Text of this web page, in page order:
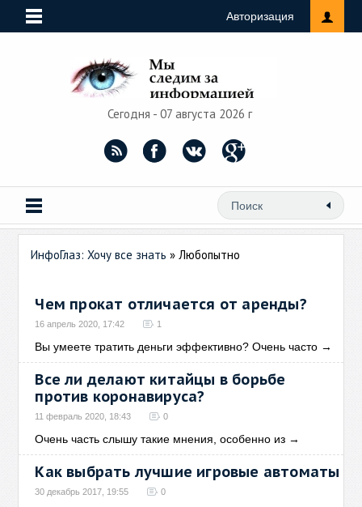
Авторизация
Сегодня - 07 августа 2026 г
ИнфоГлаз: Хочу все знать » Любопытно
Чем прокат отличается от аренды?
16 апрель 2020, 17:42 1
Вы умеете тратить деньги эффективно? Очень часто →
Все ли делают китайцы в борьбе
против коронавируса?
11 февраль 2020, 18:43 0
Очень часть слышу такие мнения, особенно из →
Как выбрать лучшие игровые автоматы
30 декабрь 2017, 19:55 0